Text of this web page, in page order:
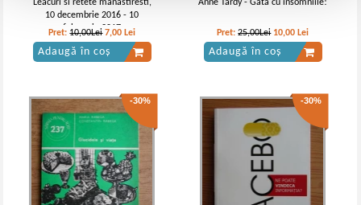
Leacuri si retete manastiresti,
10 decembrie 2016 - 10
februarie 2017
Pret:10,00Lei 7,00 Lei
Adaugă în coș
Anne Tardy - Gata cu insomniile!
Pret:25,00Lei 10,00 Lei
Adaugă în coș
-30% -30%